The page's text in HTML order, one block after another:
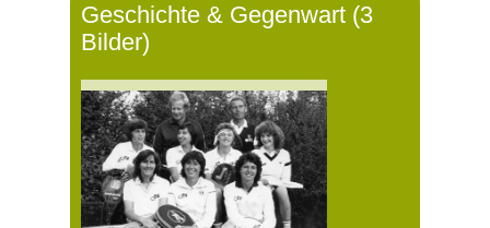
Geschichte & Gegenwart (3
Bilder)